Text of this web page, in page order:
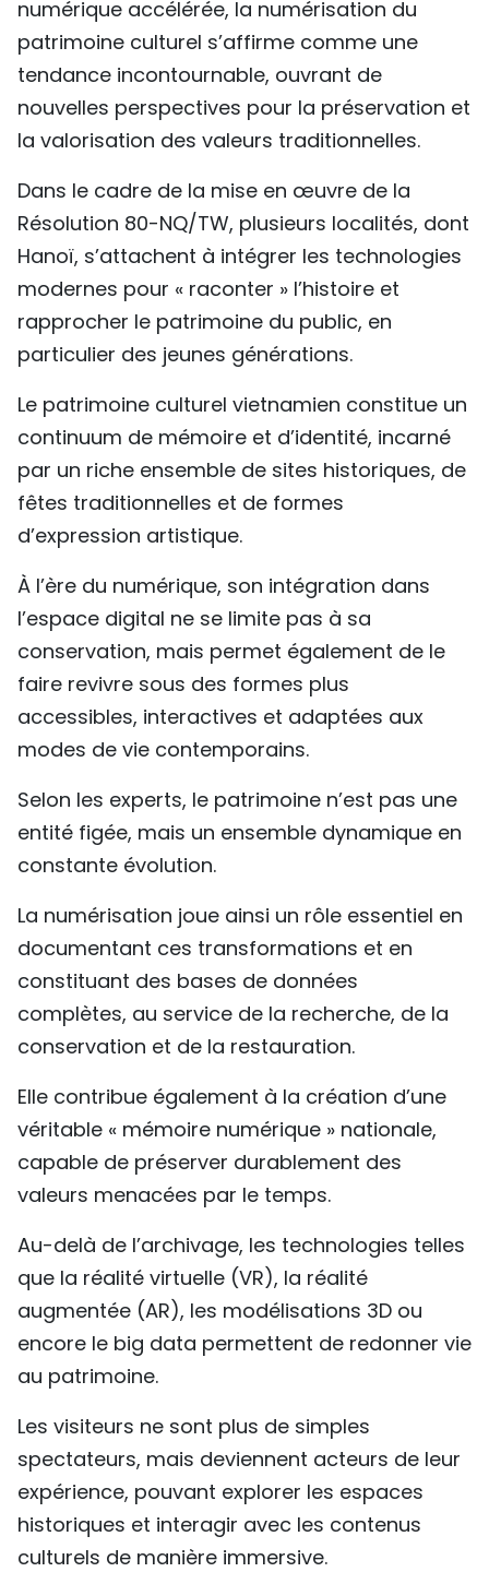
TIẾNG VIỆT
ENGLISH
中文
РУССКИЙ
ESPAÑOL
numérique accélérée, la numérisation du
patrimoine culturel s’affirme comme une
tendance incontournable, ouvrant de
nouvelles perspectives pour la préservation et
la valorisation des valeurs traditionnelles.
Dans le cadre de la mise en œuvre de la
Résolution 80-NQ/TW, plusieurs localités, dont
Hanoï, s’attachent à intégrer les technologies
modernes pour « raconter » l’histoire et
rapprocher le patrimoine du public, en
particulier des jeunes générations.
Le patrimoine culturel vietnamien constitue un
continuum de mémoire et d’identité, incarné
par un riche ensemble de sites historiques, de
fêtes traditionnelles et de formes
d’expression artistique.
À l’ère du numérique, son intégration dans
l’espace digital ne se limite pas à sa
conservation, mais permet également de le
faire revivre sous des formes plus
accessibles, interactives et adaptées aux
modes de vie contemporains.
Selon les experts, le patrimoine n’est pas une
entité figée, mais un ensemble dynamique en
constante évolution.
La numérisation joue ainsi un rôle essentiel en
documentant ces transformations et en
constituant des bases de données
complètes, au service de la recherche, de la
conservation et de la restauration.
Elle contribue également à la création d’une
véritable « mémoire numérique » nationale,
capable de préserver durablement des
valeurs menacées par le temps.
Au-delà de l’archivage, les technologies telles
que la réalité virtuelle (VR), la réalité
augmentée (AR), les modélisations 3D ou
encore le big data permettent de redonner vie
au patrimoine.
Les visiteurs ne sont plus de simples
spectateurs, mais deviennent acteurs de leur
expérience, pouvant explorer les espaces
historiques et interagir avec les contenus
culturels de manière immersive.